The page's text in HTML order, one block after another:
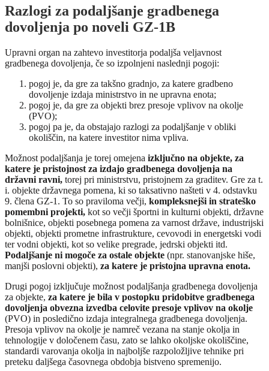
Razlogi za podaljšanje gradbenega
dovoljenja po noveli GZ-1B
Upravni organ na zahtevo investitorja podaljša veljavnost
gradbenega dovoljenja, če so izpolnjeni naslednji pogoji:
pogoj je, da gre za takšno gradnjo, za katere gradbeno
dovoljenje izdaja ministrstvo in ne upravna enota;
pogoj je, da gre za objekti brez presoje vplivov na okolje
(PVO);
pogoj pa je, da obstajajo razlogi za podaljšanje v obliki
okoliščin, na katere investitor nima vpliva.
Možnost podaljšanja je torej omejena izključno na objekte, za
katere je pristojnost za izdajo gradbenega dovoljenja na
državni ravni, torej pri ministrstvu, pristojnem za graditev. Gre za t.
i. objekte državnega pomena, ki so taksativno našteti v 4. odstavku
9. člena GZ-1. To so praviloma večji, kompleksnejši in strateško
pomembni projekti, kot so večji športni in kulturni objekti, državne
bolnišnice, objekti posebnega pomena za varnost države, industrijski
objekti, objekti prometne infrastrukture, cevovodi in energetski vodi
ter vodni objekti, kot so velike pregrade, jedrski objekti itd.
Podaljšanje ni mogoče za ostale objekte (npr. stanovanjske hiše,
manjši poslovni objekti), za katere je pristojna upravna enota.
Drugi pogoj izključuje možnost podaljšanja gradbenega dovoljenja
za objekte, za katere je bila v postopku pridobitve gradbenega
dovoljenja obvezna izvedba celovite presoje vplivov na okolje
(PVO) in posledično izdaja integralnega gradbenega dovoljenja.
Presoja vplivov na okolje je namreč vezana na stanje okolja in
tehnologije v določenem času, zato se lahko okoljske okoliščine,
standardi varovanja okolja in najboljše razpoložljive tehnike pri
preteku daljšega časovnega obdobja bistveno spremenijo.